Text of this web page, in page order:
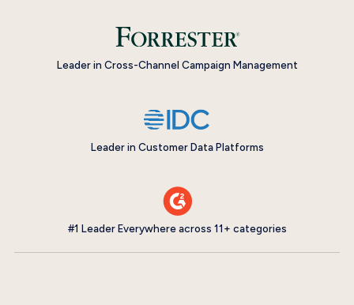
Leader in Cross-Channel Campaign Management
Leader in Customer Data Platforms
#1 Leader Everywhere across 11+ categories